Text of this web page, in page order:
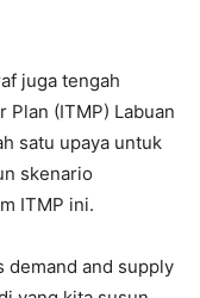
juga tengah
(ITMP) Labuan
satu upaya untuk
skenario
ITMP ini.
demand and supply